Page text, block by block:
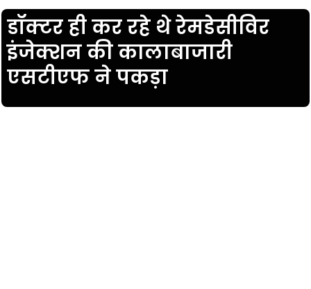
डॉक्टर ही कर रहे थे रेमडेसीविर
इंजेक्शन की कालाबाजारी
एसटीएफ ने पकड़ा